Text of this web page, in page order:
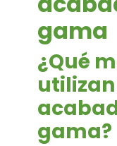
gama
¿Qué
utilizan
gama?